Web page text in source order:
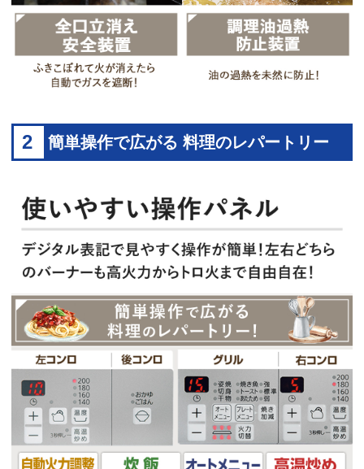
2 簡単操作で広がる 料理のレパートリー